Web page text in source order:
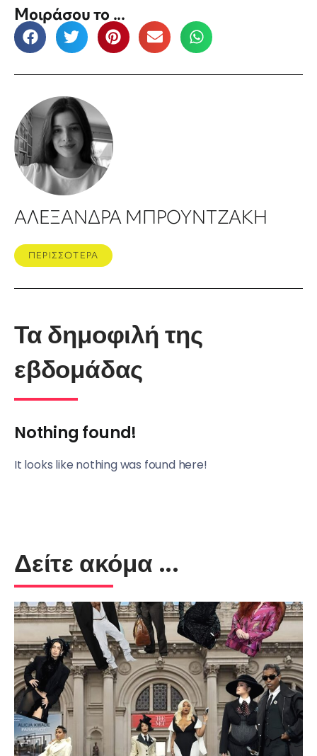
Μοιράσου το ...
ΑΛΕΞΑΝΔΡΑ ΜΠΡΟΥΝΤΖΑΚΗ
ΠΕΡΙΣΣΟΤΕΡΑ
Τα δημοφιλή της
εβδομάδας
Nothing found!
It looks like nothing was found here!
Δείτε ακόμα ...